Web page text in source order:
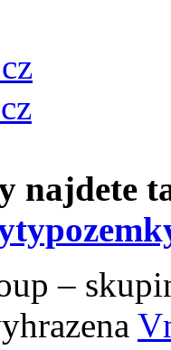
najdete
–